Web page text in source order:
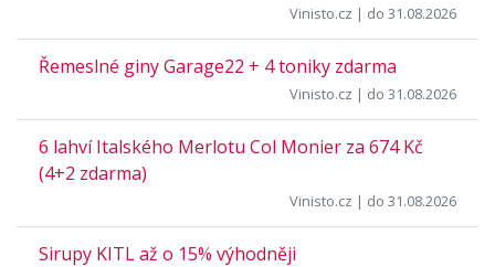
Vinisto.cz | do 31.08.2026
Řemeslné giny Garage22 + 4 toniky zdarma
Vinisto.cz | do 31.08.2026
6 lahví Italského Merlotu Col Monier za 674 Kč
(4+2 zdarma)
Vinisto.cz | do 31.08.2026
Sirupy KITL až o 15% výhodněji